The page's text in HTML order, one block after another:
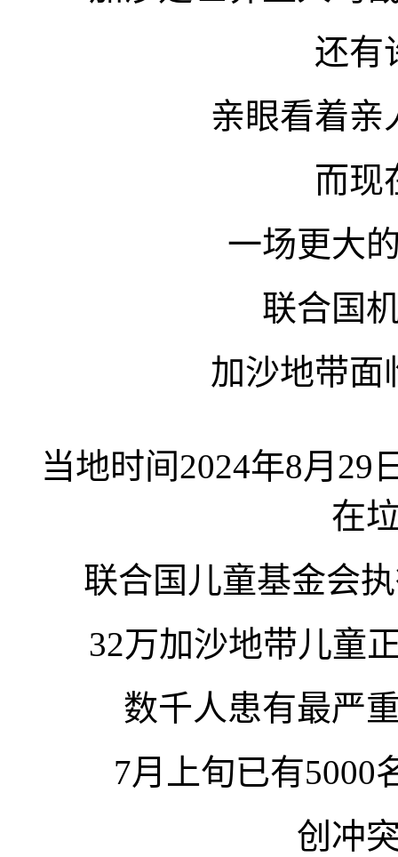
还有
亲眼看着亲
而现
一场更大
联合国
加沙地带面
当地时间2024年8月29
在
联合国儿童基金会
32万加沙地带儿童
数千人患有最严
7月上旬已有5000
创冲